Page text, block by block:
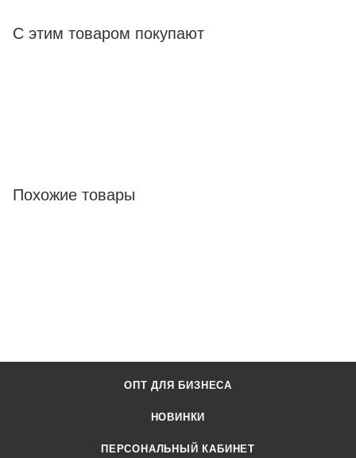
С этим товаром покупают
Похожие товары
ОПТ ДЛЯ БИЗНЕСА
НОВИНКИ
ПЕРСОНАЛЬНЫЙ КАБИНЕТ